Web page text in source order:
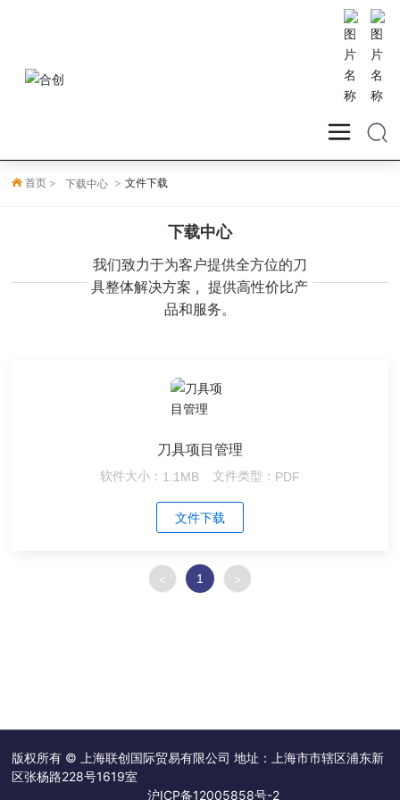
首页 下载中心 文件下载
下载中心
我们致力于为客户提供全方位的刀
具整体解决方案 , 提供高性价比产
品和服务。
刀具项目管理
软件大小： 1.1MB 文件类型： PDF
文件下载
< 1 >
版权所有 © 上海联创国际贸易有限公司 地址：上海市市辖区浦东新
区张杨路228号1619室
沪ICP备12005858号-2